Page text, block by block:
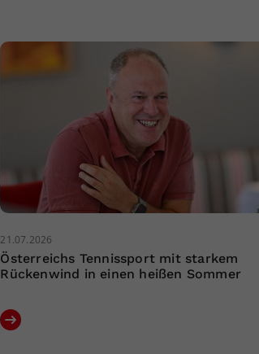
21.07.2026
Österreichs Tennissport mit starkem
Rückenwind in einen heißen Sommer